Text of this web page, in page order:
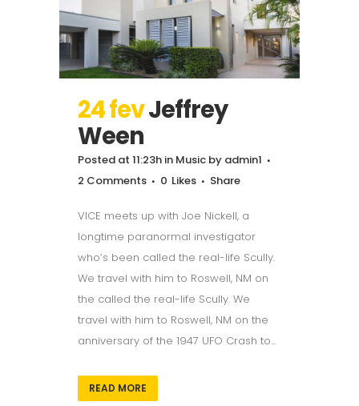
24 fevJeffrey
Ween
Posted at 11:23h in Music by admin1
2 Comments
0 Likes Share
VICE meets up with Joe Nickell, a
longtime paranormal investigator
who’s been called the real-life Scully.
We travel with him to Roswell, NM on
the called the real-life Scully. We
travel with him to Roswell, NM on the
anniversary of the 1947 UFO Crash to...
READ MORE